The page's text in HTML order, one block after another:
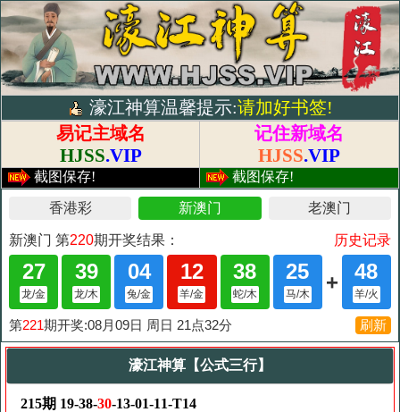
濠江神算温馨提示:请加好书签!
易记主域名
HJSS.VIP
记住新域名
HJSS.VIP
截图保存! 截图保存!
濠江神算【公式三行】
215期 19-38-30-13-01-11-T14